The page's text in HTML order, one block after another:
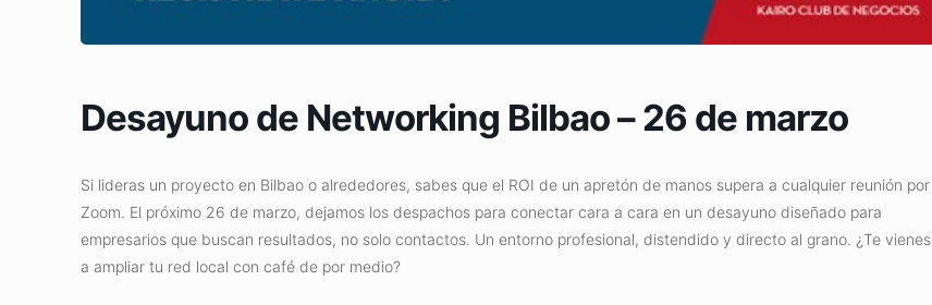
Desayuno de Networking Bilbao – 26 de marzo
Si lideras un proyecto en Bilbao o alrededores, sabes que el ROI de un apretón de manos supera a cualquier reunión por
Zoom. El próximo 26 de marzo, dejamos los despachos para conectar cara a cara en un desayuno diseñado para
empresarios que buscan resultados, no solo contactos. Un entorno profesional, distendido y directo al grano. ¿Te vienes
a ampliar tu red local con café de por medio?